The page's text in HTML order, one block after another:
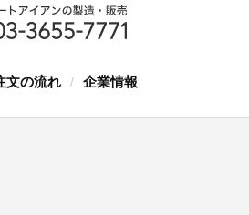
文の流れ / 企業情報